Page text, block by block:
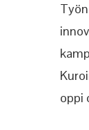
oppi